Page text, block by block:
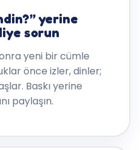
yerine
sorun
yeni bir cümle
önce izler, dinler;
Baskı yerine
paylaşın.